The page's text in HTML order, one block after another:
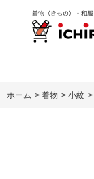
ホーム > 着物 > 小紋 >